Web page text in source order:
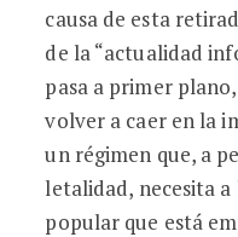
causa de esta
de la “actualidad
pasa a primer
volver a caer en la
un régimen que, a
letalidad, necesita
popular que está